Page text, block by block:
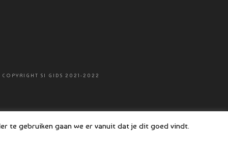
SI GIDS 2021-2022
te gebruiken gaan we er vanuit dat je dit goed vindt.